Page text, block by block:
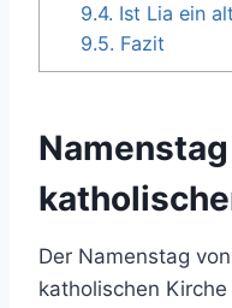
9.4. Ist Lia ein
9.5. Fazit
Der Namenstag
katholischen